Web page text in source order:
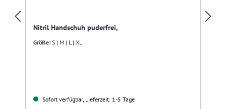
Nitril Handschuh puderfrei,
Größe: S | M | L | XL
Sofort verfügbar, Lieferzeit: 1-5 Tage